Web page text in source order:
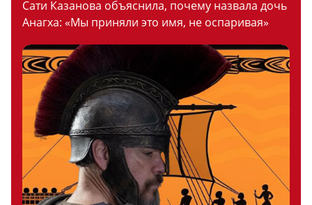
Сати Казанова объяснила, почему назвала дочь
Анагха: «Мы приняли это имя, не оспаривая»